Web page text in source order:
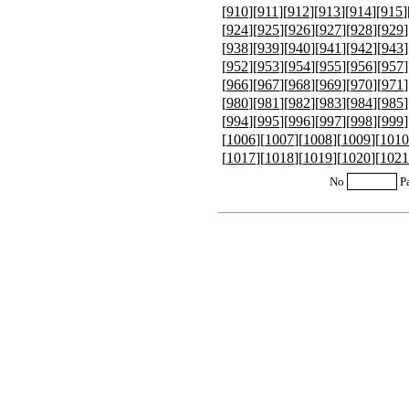
[910][911][912][913][914][915
[924][925][926][927][928][929
[938][939][940][941][942][943
[952][953][954][955][956][957
[966][967][968][969][970][971
[980][981][982][983][984][985
[994][995][996][997][998][999
[1006][1007][1008][1009][1010
[1017][1018][1019][1020][1021
No